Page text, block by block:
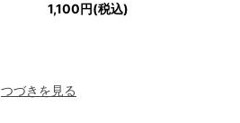
1,100円(税込)
つづきを見る